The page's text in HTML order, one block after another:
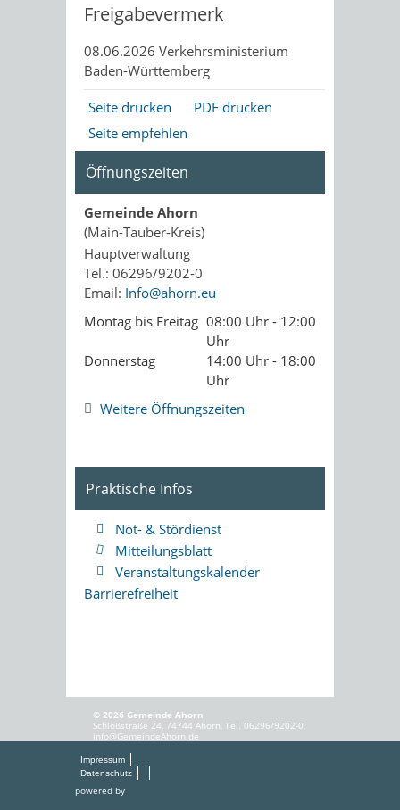
Freigabevermerk
08.06.2026 Verkehrsministerium
Baden-Württemberg
Seite drucken
PDF drucken
Seite empfehlen
Öffnungszeiten
Gemeinde Ahorn
(Main-Tauber-Kreis)
Hauptverwaltung
Tel.: 06296/9202-0
Email: Info@ahorn.eu
Montag bis Freitag 08:00 Uhr - 12:00
Uhr
Donnerstag
14:00 Uhr - 18:00
Uhr
Weitere Öffnungszeiten
Praktische Infos
Not- & Stördienst
Mitteilungsblatt
Veranstaltungskalender
Barrierefreiheit
© 2026 Gemeinde Ahorn
Schloßstraße 24, 74744 Ahorn, Tel. 06296/9202-0,
info@GemeindeAhorn.de
Impressum
Datenschutz
powered by